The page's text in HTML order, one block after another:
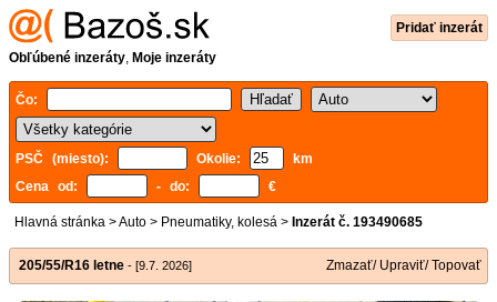
Pridať inzerát
Obľúbené inzeráty, Moje inzeráty
Čo:
PSČ (miesto): Okolie:
km
Cena od:
- do: €
Hlavná stránka >Auto > Pneumatiky, kolesá > Inzerát č. 193490685
205/55/R16 letne - [9.7. 2026] Zmazať/ Upraviť/ Topovať